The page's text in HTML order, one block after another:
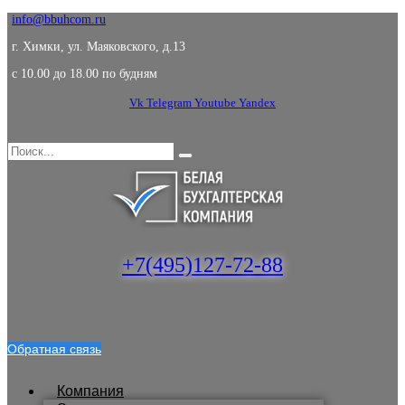
info@bbuhcom.ru
г. Химки, ул. Маяковского, д.13
c 10.00 до 18.00 по будням
Vk Telegram Youtube Yandex
+7(495)127-72-88
Обратная связь
Компания